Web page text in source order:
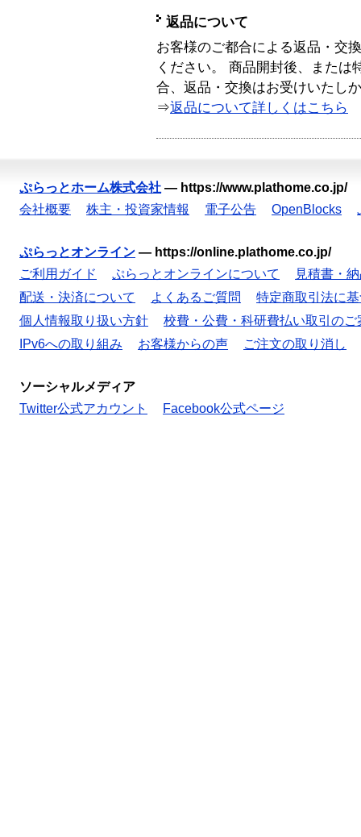
返品について
お客様のご都合による返品・交
ください。 商品開封後、または
合、返品・交換はお受けいたし
⇒返品について詳しくはこちら
ぷらっとホーム株式会社 — https://www.plathome.co.jp/
会社概要
株主・投資家情報 電子公告 OpenBlocks
ぷらっとオンライン — https://online.plathome.co.jp/
ご利用ガイド
ぷらっとオンラインについて
見積書・
配送・決済について
よくあるご質問
特定商取引法に
個人情報取り扱い方針
校費・公費・科研費払い取引のご
IPv6への取り組み
お客様からの声 ご注文の取り消し
ソーシャルメディア
Twitter公式アカウント
Facebook公式ページ